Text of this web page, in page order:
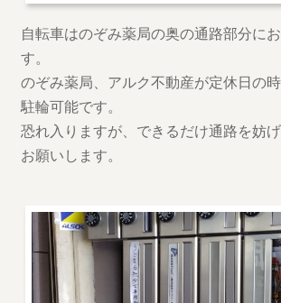
自転車はのぞみ薬局の奥の通路部分に
す。
のぞみ薬局、アルク不動産が定休日の
駐輪可能です。
恐れ入りますが、できるだけ通路を妨
お願いします。